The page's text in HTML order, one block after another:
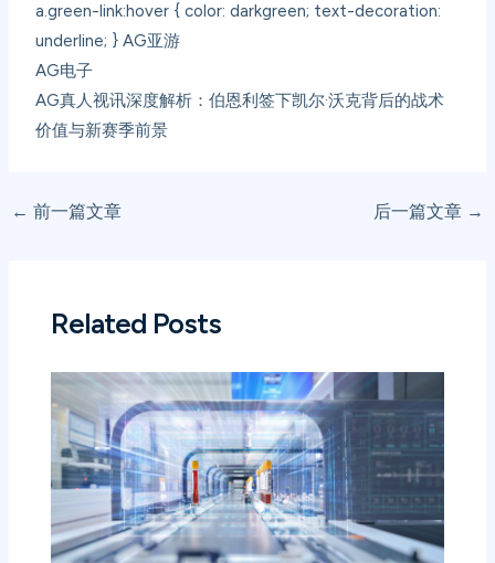
a.green-link:hover { color: darkgreen; text-decoration:
underline; }AG亚游
AG电子
AG真人视讯深度解析：伯恩利签下凯尔·沃克背后的战术
价值与新赛季前景
← 前一篇文章 后一篇文章 →
Related Posts